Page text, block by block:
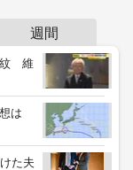
週間
紋 維
想は
た夫